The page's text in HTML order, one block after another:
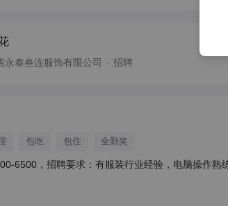
永泰叁连服饰有限公司 招聘
包吃 包住 全勤奖
6500，招聘要求：有服装行业经验，电脑操作熟